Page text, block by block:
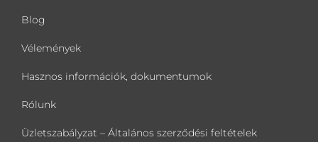
Blog
Vélemények
Hasznos információk, dokumentumok
Rólunk
Üzletszabályzat – Általános szerződési feltételek